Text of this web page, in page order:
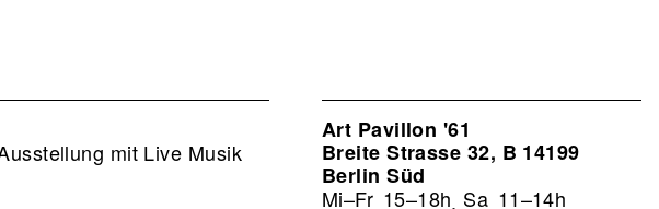
mit Live Musik
Art Pavillon '61
Breite Strasse 32, B 14199
Berlin Süd
Mi–Fr 15–18h, Sa 11–14h